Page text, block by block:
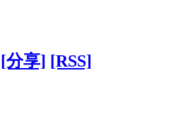
[分享] [RSS]